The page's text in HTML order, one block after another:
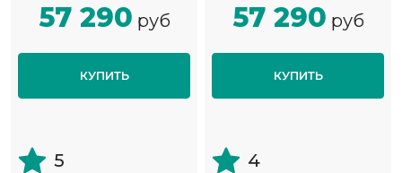
57 290 руб
КУПИТЬ
5
57 290 руб
КУПИТЬ
4